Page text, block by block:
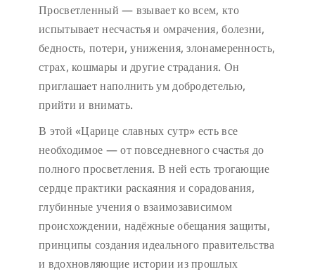
Просветленный — взывает ко всем, кто
испытывает несчастья и омрачения, болезни,
бедность, потери, унижения, злонамеренность,
страх, кошмары и другие страдания. Он
приглашает наполнить ум добродетелью,
прийти и внимать.
В этой «Царице славных сутр» есть все
необходимое — от повседневного счастья до
полного просветления. В ней есть трогающие
сердце практики раскаяния и сорадования,
глубинные учения о взаимозависимом
происхождении, надёжные обещания защиты,
принципы создания идеального правительства
и вдохновляющие истории из прошлых